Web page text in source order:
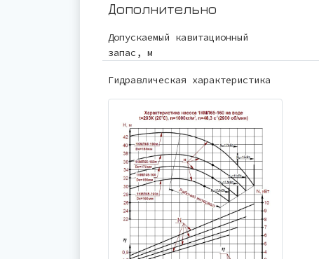
Дополнительно
Допускаемый кавитационный
запас, м
Гидравлическая характеристика